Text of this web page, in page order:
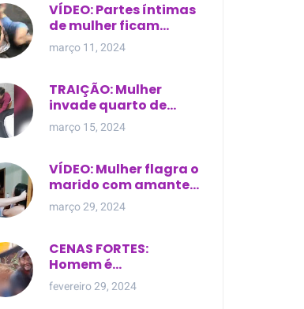
VÍDEO: Partes íntimas
de mulher ficam
expostas durante
briga em Manaus
março 11, 2024
TRAIÇÃO: Mulher
invade quarto de
motel e encontra o
marido com outra na
março 15, 2024
VÍDEO: Mulher flagra o
marido com amante
dentro da própria
residência
março 29, 2024
CENAS FORTES:
Homem é
brutalmente atacado
e morto a golpes de
fevereiro 29, 2024